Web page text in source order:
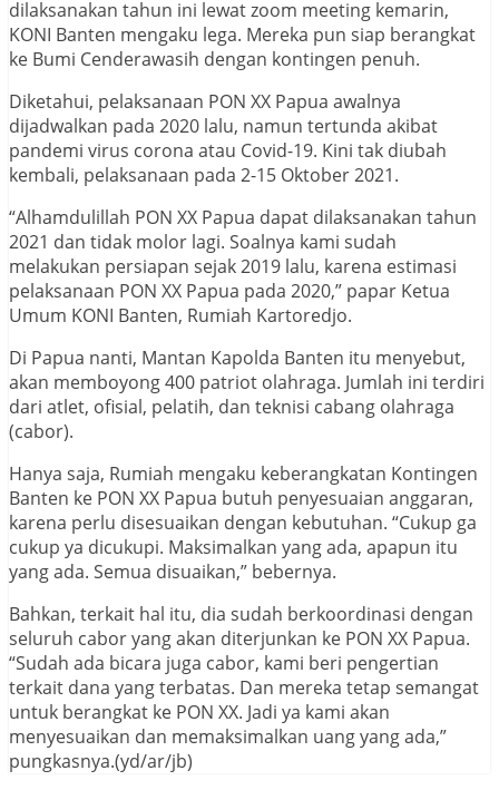
dilaksanakan tahun ini lewat zoom meeting kemarin,
KONI Banten mengaku lega. Mereka pun siap berangkat
ke Bumi Cenderawasih dengan kontingen penuh.
Diketahui, pelaksanaan PON XX Papua awalnya
dijadwalkan pada 2020 lalu, namun tertunda akibat
pandemi virus corona atau Covid-19. Kini tak diubah
kembali, pelaksanaan pada 2-15 Oktober 2021.
“Alhamdulillah PON XX Papua dapat dilaksanakan tahun
2021 dan tidak molor lagi. Soalnya kami sudah
melakukan persiapan sejak 2019 lalu, karena estimasi
pelaksanaan PON XX Papua pada 2020,” papar Ketua
Umum KONI Banten, Rumiah Kartoredjo.
Di Papua nanti, Mantan Kapolda Banten itu menyebut,
akan memboyong 400 patriot olahraga. Jumlah ini terdiri
dari atlet, ofisial, pelatih, dan teknisi cabang olahraga
(cabor).
Hanya saja, Rumiah mengaku keberangkatan Kontingen
Banten ke PON XX Papua butuh penyesuaian anggaran,
karena perlu disesuaikan dengan kebutuhan. “Cukup ga
cukup ya dicukupi. Maksimalkan yang ada, apapun itu
yang ada. Semua disuaikan,” bebernya.
Bahkan, terkait hal itu, dia sudah berkoordinasi dengan
seluruh cabor yang akan diterjunkan ke PON XX Papua.
“Sudah ada bicara juga cabor, kami beri pengertian
terkait dana yang terbatas. Dan mereka tetap semangat
untuk berangkat ke PON XX. Jadi ya kami akan
menyesuaikan dan memaksimalkan uang yang ada,”
pungkasnya.(yd/ar/jb)